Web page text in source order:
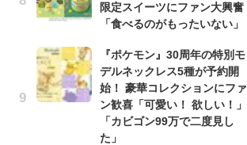
限定スイーツにファン大興奮
「食べるのがもったいない」
『ポケモン』30周年の特別モ
デルネックレス5種が予約開
始！ 豪華コレクションにファ
ン歓喜「可愛い！ 欲しい！」
「カビゴン99万で二度見し
た」